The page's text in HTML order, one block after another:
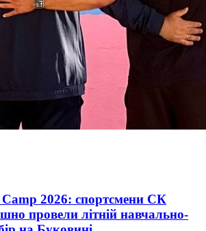
2026: спортсмени СК
провели літній навчально-